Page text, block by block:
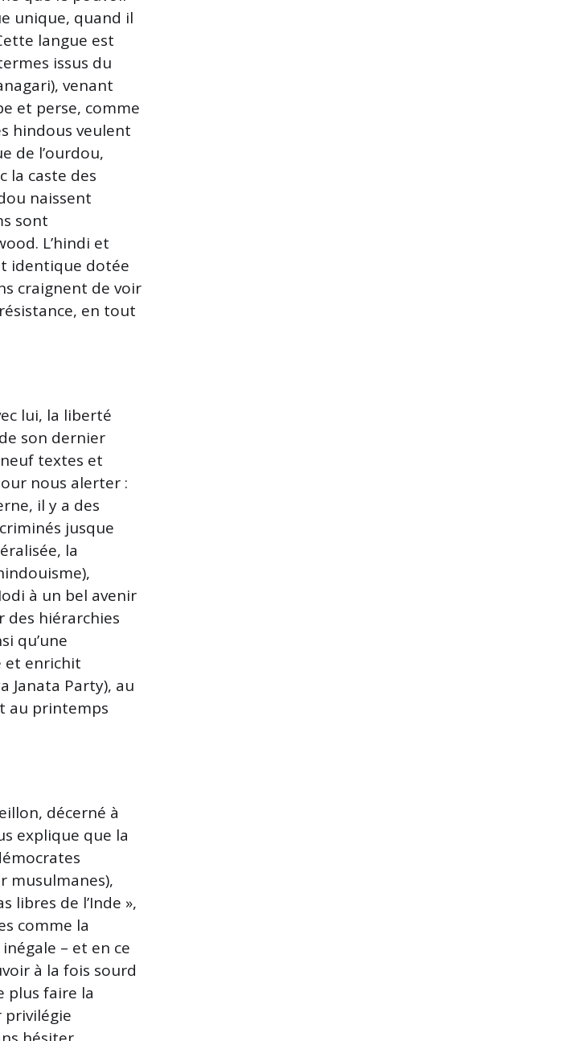
unique, quand il
langue est
issus du
venant
et perse, comme
hindous veulent
de l’ourdou,
la caste des
naissent
sont
L’hindi et
identique dotée
craignent de voir
en tout
lui, la liberté
son dernier
textes et
nous alerter :
il y a des
jusque
la
à un bel avenir
des hiérarchies
qu’une
et enrichit
Janata Party), au
au printemps
décerné à
explique que la
musulmanes),
libres de l’Inde »,
comme la
­– et en ce
à la fois sourd
plus faire la
privilégie